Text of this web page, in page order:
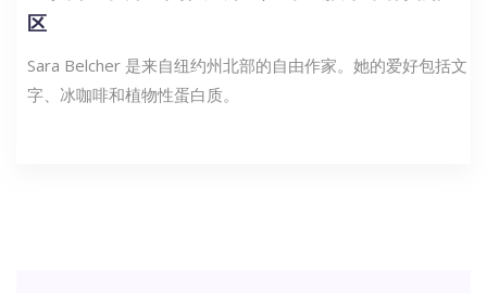
区
Sara Belcher 是来自纽约州北部的自由作家。她的爱好包括文
字、冰咖啡和植物性蛋白质。